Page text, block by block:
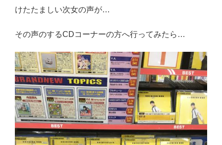
けたたましい次女の声が…
その声のするCDコーナーの方へ行ってみたら…